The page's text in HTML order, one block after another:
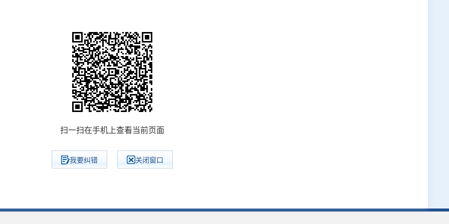
扫一扫在手机上查看当前页面
我要纠错 关闭窗口